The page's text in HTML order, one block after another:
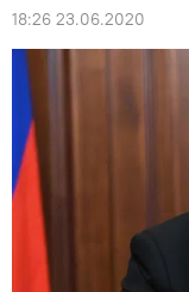
18:26 23.06.2020